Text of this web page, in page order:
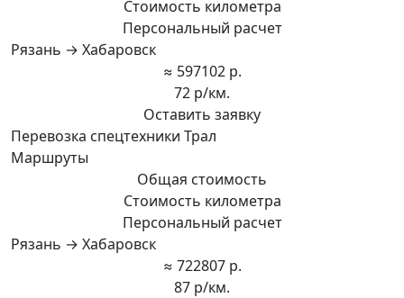
Стоимость километра
Персональный расчет
Рязань → Хабаровск
≈ 597102 р.
72 р/км.
Оставить заявку
Перевозка спецтехники Трал
Маршруты
Общая стоимость
Стоимость километра
Персональный расчет
Рязань → Хабаровск
≈ 722807 р.
87 р/км.